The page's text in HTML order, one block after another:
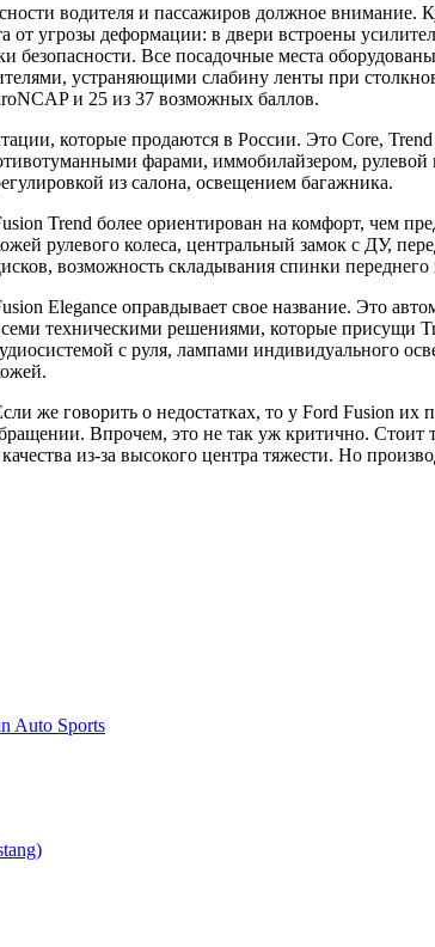
водителя и пассажиров должное
угрозы деформации: в двери встроены
безопасности. Все посадочные места
устраняющими слабину ленты при
и 25 из 37 возможных баллов.
которые продаются в России. Это Core,
фарами, иммобилайзером, рулевой
из салона, освещением багажника.
Trend более ориентирован на комфорт, чем
рулевого колеса, центральный замок с ДУ,
возможность складывания спинки переднего
Elegance оправдывает свое название. Это
техническими решениями, которые присущи
с руля, лампами индивидуального
же говорить о недостатках, то у Ford Fusion их
Впрочем, это не так уж критично. Стоит
из-за высокого центра тяжести. Но
Auto Sports